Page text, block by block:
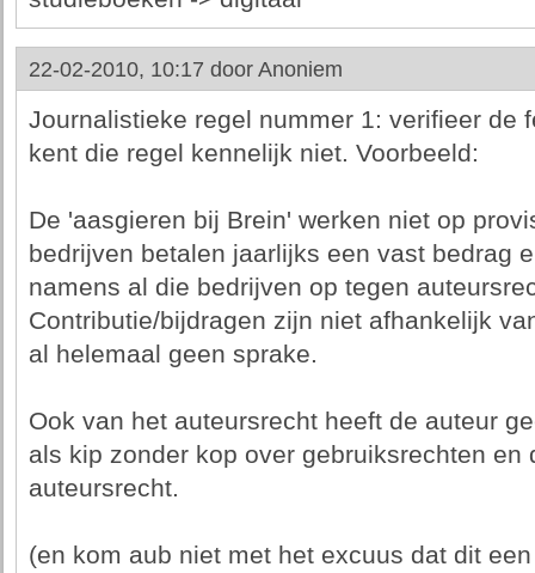
22-02-2010, 10:17 door Anoniem
Journalistieke regel nummer 1: verifieer de
kent die regel kennelijk niet. Voorbeeld:
De 'aasgieren bij Brein' werken niet op
bedrijven betalen jaarlijks een vast bedrag
namens al die bedrijven op tegen
Contributie/bijdragen zijn niet afhankelijk
al helemaal geen sprake.
Ook van het auteursrecht heeft de auteur
als kip zonder kop over gebruiksrechten
auteursrecht.
(en kom aub niet met het excuus dat dit